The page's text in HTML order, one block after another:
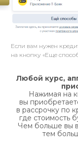
Если вам нужен
на кнопку «Еще
Любой курс,
Нажимая на
вы
в рассрочку по
где стоимость
Чем больше вы
тем